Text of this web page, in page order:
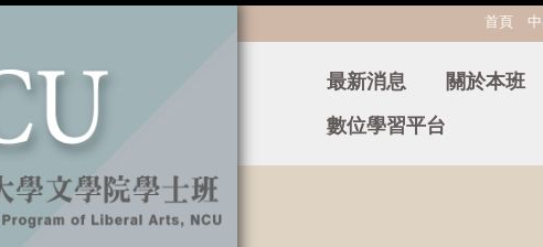
首頁
最新消息 關於本班
數位學習平台